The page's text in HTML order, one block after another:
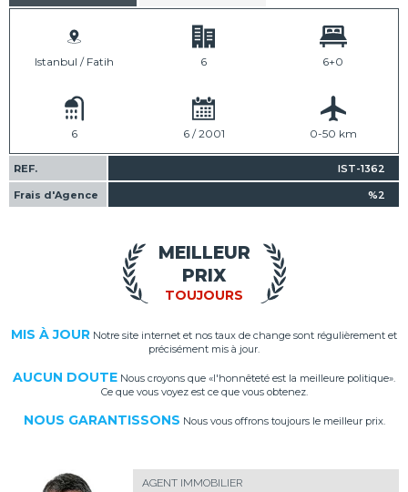
Istanbul / Fatih 6 6+0
6 6 / 2001 0-50 km
REF. IST-1362
Frais d'Agence %2
TOUJOURS
MEILLEUR
PRIX
MIS À JOUR Notre site internet et nos taux de change sont régulièrement et
précisément mis à jour.
AUCUN DOUTE Nous croyons que «l'honnêteté est la meilleure politique».
Ce que vous voyez est ce que vous obtenez.
NOUS GARANTISSONS Nous vous offrons toujours le meilleur prix.
AGENT IMMOBILIER